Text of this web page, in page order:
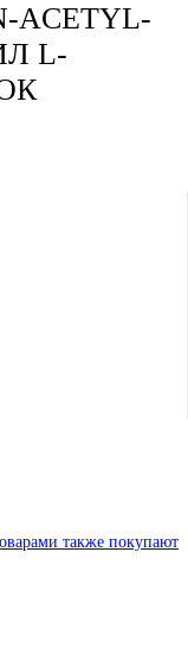
ACETYL-
L-